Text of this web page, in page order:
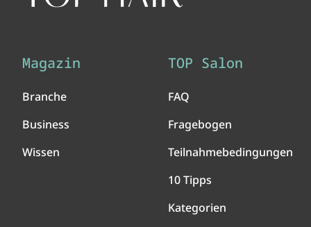
Magazin
Branche
Business
Wissen
TOP Salon
FAQ
Fragebogen
Teilnahmebedingungen
10 Tipps
Kategorien